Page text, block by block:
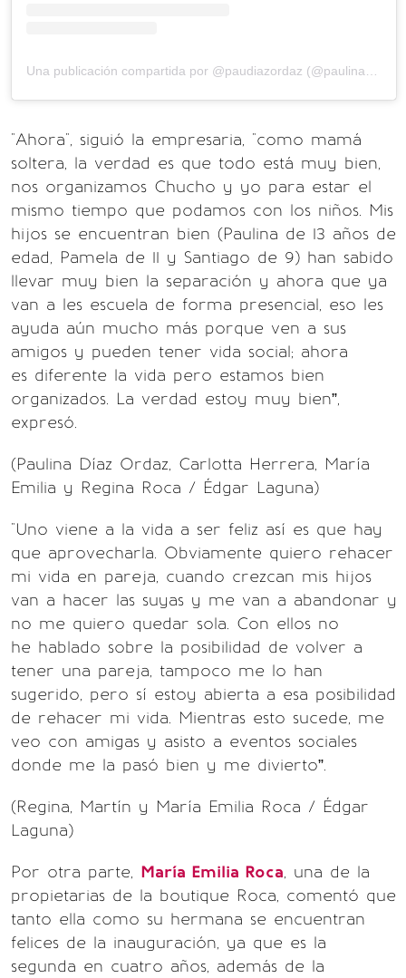
"Ahora", siguió la empresaria, "como mamá
soltera, la verdad es que todo está muy bien,
nos organizamos Chucho y yo para estar el
mismo tiempo que podamos con los niños. Mis
hijos se encuentran bien (Paulina de 13 años de
edad, Pamela de 11 y Santiago de 9) han sabido
llevar muy bien la separación y ahora que ya
van a les escuela de forma presencial, eso les
ayuda aún mucho más porque ven a sus
amigos y pueden tener vida social; ahora
es diferente la vida pero estamos bien
organizados. La verdad estoy muy bien”,
expresó.
(Paulina Díaz Ordaz, Carlotta Herrera, María
Emilia y Regina Roca / Édgar Laguna)
"Uno viene a la vida a ser feliz así es que hay
que aprovecharla. Obviamente quiero rehacer
mi vida en pareja, cuando crezcan mis hijos
van a hacer las suyas y me van a abandonar y
no me quiero quedar sola. Con ellos no
he hablado sobre la posibilidad de volver a
tener una pareja, tampoco me lo han
sugerido, pero sí estoy abierta a esa posibilidad
de rehacer mi vida. Mientras esto sucede, me
veo con amigas y asisto a eventos sociales
donde me la pasó bien y me divierto”.
(Regina, Martín y María Emilia Roca / Édgar
Laguna)
Por otra parte, María Emilia Roca, una de la
propietarias de la boutique Roca, comentó que
tanto ella como su hermana se encuentran
felices de la inauguración, ya que es la
segunda en cuatro años, además de la